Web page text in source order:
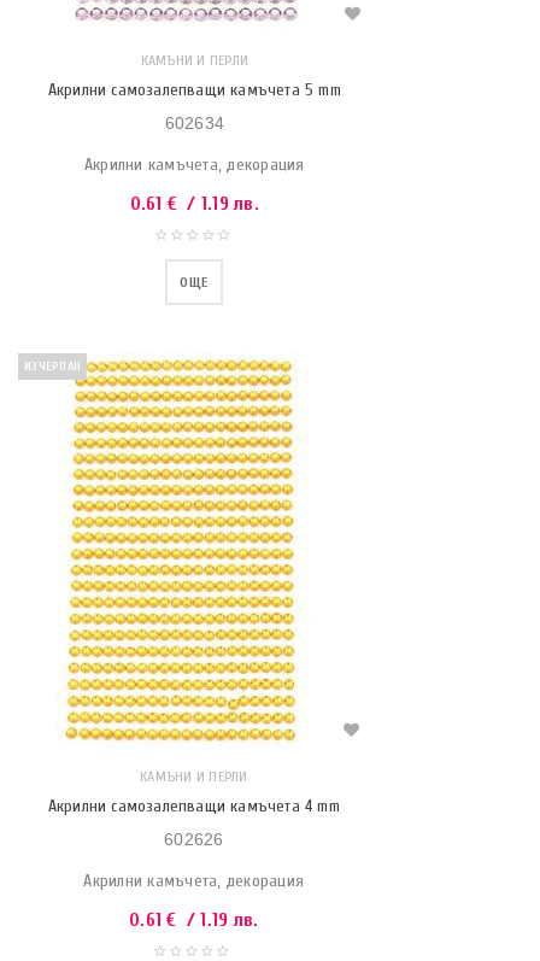
КАМЪНИ И ПЕРЛИ
Акрилни самозалепващи камъчета 5 mm
602634
Акрилни камъчета, декорация
0.61 € / 1.19 лв.
ОЩЕ
ИЗЧЕРПАН
КАМЪНИ И ПЕРЛИ
Акрилни самозалепващи камъчета 4 mm
602626
Акрилни камъчета, декорация
0.61€ / 1.19 лв.